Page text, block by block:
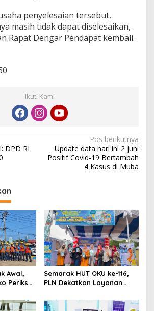
penyelesaian tersebut,
masih tidak dapat diselesaikan,
Rapat Dengar Pendapat kembali.
Ikuti Kami
DPD RI
Pos berikutnya
Update data hari ini 2 juni
Positif Covid-19 Bertambah
4 Kasus di Muba
Awal,
Periksa
Semarak HUT OKU ke-116,
PLN Dekatkan Layanan
Mobile 2026